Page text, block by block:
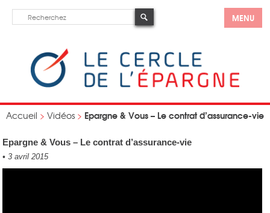
MENU
Accueil > Vidéos > Epargne & Vous – Le contrat d’assurance-vie
Epargne & Vous – Le contrat d’assurance-vie
• 3 avril 2015